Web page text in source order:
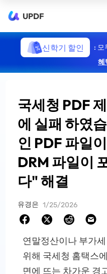
UPDF
신학기 할인
: 모
혜
국세청 PDF
에 실패 하였
인 PDF 파일
DRM 파일이
다" 해결
유경은 1/25/2026
연말정산이나 부가
위해 국세청 홈택스
면에 뜨는 차가운 경